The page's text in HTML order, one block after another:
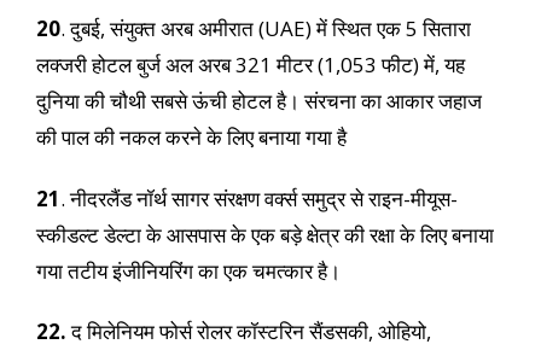
20. दुबई, संयुक्त अरब अमीरात (UAE) में स्थित एक 5 सितारा
लक्जरी होटल बुर्ज अल अरब 321 मीटर (1,053 फीट) में, यह
दुनिया की चौथी सबसे ऊंची होटल है। संरचना का आकार जहाज
की पाल की नकल करने के लिए बनाया गया है
21. नीदरलैंड नॉर्थ सागर संरक्षण वर्क्स समुद्र से राइन-मीयूस-
स्कीडल्ट डेल्टा के आसपास के एक बड़े क्षेत्र की रक्षा के लिए बनाया
गया तटीय इंजीनियरिंग का एक चमत्कार है।
22.द मिलेनियम फोर्स रोलर कॉस्टरिन सैंडसकी, ओहियो,